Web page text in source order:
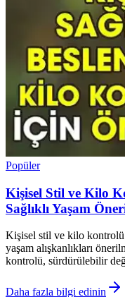
Popüler
Kişisel Stil ve Kilo
Sağlıklı Yaşam
Kişisel stil ve kilo kontrolü
yaşam alışkanlıkları
kontrolü, sürdürülebilir
Daha fazla bilgi edinin